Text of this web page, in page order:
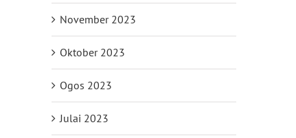
November 2023
Oktober 2023
Ogos 2023
Julai 2023